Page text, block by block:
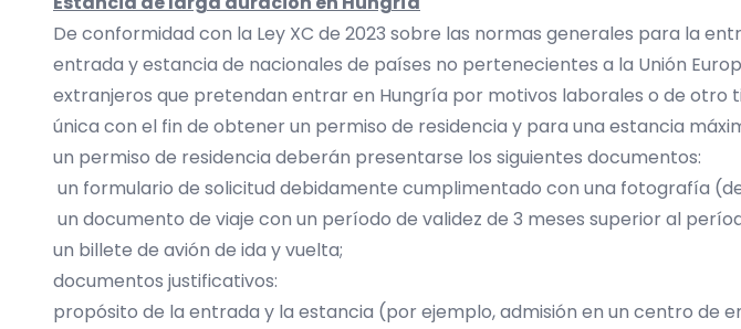
De conformidad con la Ley XC de 2023 sobre las normas generales para la
entrada y estancia de nacionales de países no pertenecientes a la Unión
extranjeros que pretendan entrar en Hungría por motivos laborales o de otro
única con el fin de obtener un permiso de residencia y para una estancia
un permiso de residencia deberán presentarse los siguientes documentos:
un formulario de solicitud debidamente cumplimentado con una fotografía
un documento de viaje con un período de validez de 3 meses superior al
un billete de avión de ida y vuelta;
documentos justificativos:
propósito de la entrada y la estancia (por ejemplo, admisión en un centro de